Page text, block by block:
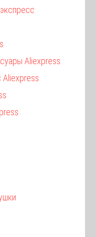
Aliexpress
Aliexpress